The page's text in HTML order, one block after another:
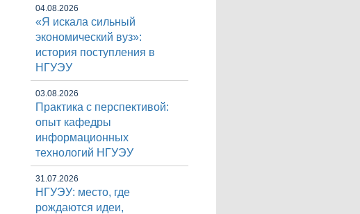
04.08.2026
«Я искала сильный
экономический вуз»:
история поступления в
НГУЭУ
03.08.2026
Практика с перспективой:
опыт кафедры
информационных
технологий НГУЭУ
31.07.2026
НГУЭУ: место, где
рождаются идеи,